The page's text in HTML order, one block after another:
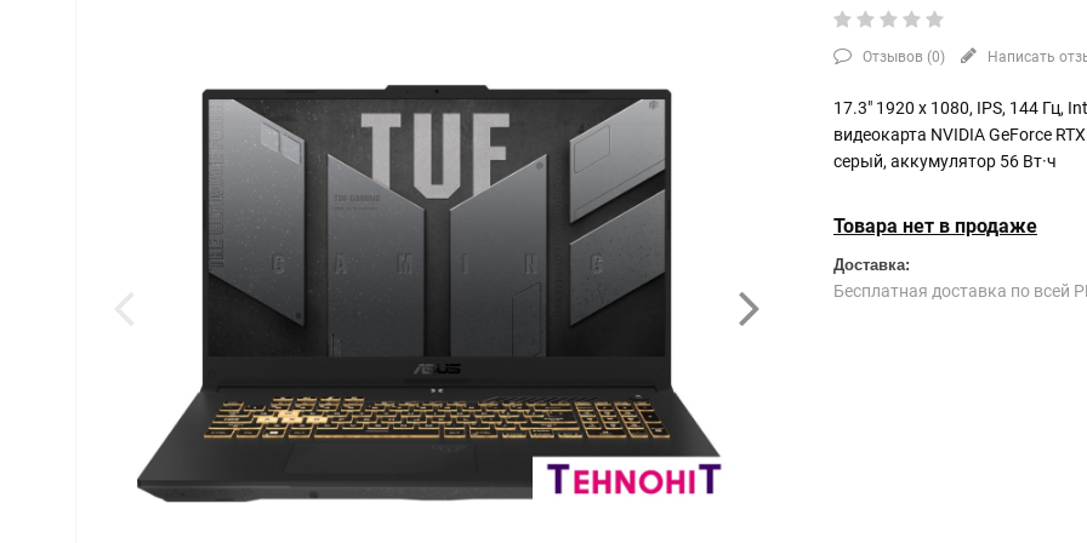
Отзывов (0) Написать
17.3" 1920 x 1080, IPS, 144 Гц,
видеокарта NVIDIA GeForce
серый, аккумулятор 56 Вт·ч
Товара нет в продаже
Доставка:
Бесплатная доставка по всей